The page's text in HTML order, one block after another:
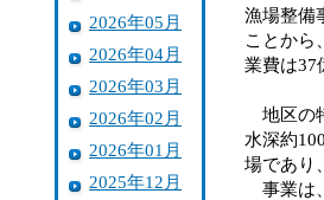
2026年05月
2026年04月
2026年03月
2026年02月
2026年01月
2025年12月
漁場整備
ことから
業費は37
地区の
水深約
場であり
事業は